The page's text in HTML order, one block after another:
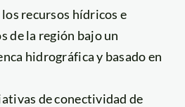
recursos hídricos e
de la región bajo un
hidrográfica y basado en
de conectividad de